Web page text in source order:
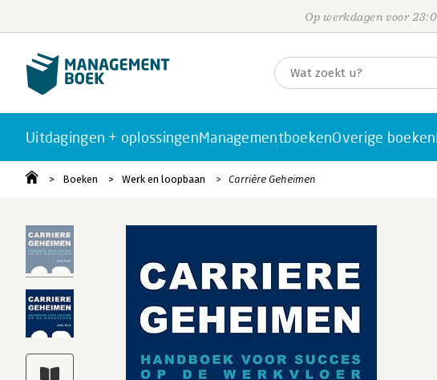
Op werkdagen voor
Uitdagingen + oplossingenManagementboekenOverige boeken
Boeken Werk en loopbaan Carrière Geheimen